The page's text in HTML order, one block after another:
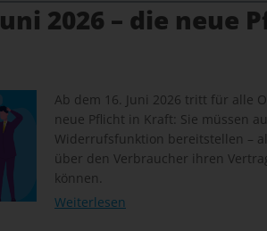
2026 – die neue
Ab dem 16. Juni 2026 tritt für alle
neue Pflicht in Kraft: Sie müssen
Widerrufsfunktion bereitstellen –
über den Verbraucher ihren
können.
Weiterlesen